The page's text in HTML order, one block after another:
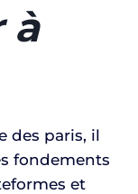
à
des paris, il
fondements
et